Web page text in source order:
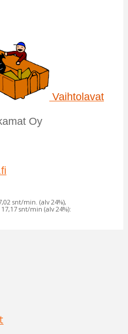
Voit
tehdä
valinnat
tuotteen
sivulla.
Vaihtolavat
Oy
snt/min. (alv 24%),
snt/min (alv 24%):